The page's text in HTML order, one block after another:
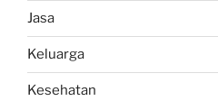
Jasa
Keluarga
Kesehatan